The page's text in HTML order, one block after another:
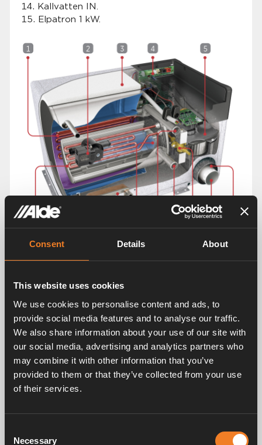
Consent Details About
This website uses cookies
We use cookies to personalise content and ads, to
provide social media features and to analyse our traffic.
We also share information about your use of our site with
our social media, advertising and analytics partners who
may combine it with other information that you’ve
provided to them or that they’ve collected from your use
of their services.
Selection
Necessary
Kallvatten IN.
Elpatron 1 kW.
ALDE VÄRMESYSTEM ÄR IDEALISKT FÖR DIG SOM VILL
Robust värmesystem utvecklat i
nordiskt klimat